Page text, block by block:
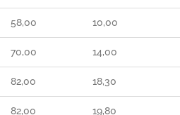
58,00 10,00
70,00 14,00
82,00 18,30
82,00 19,80